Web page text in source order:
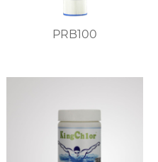
PRB100